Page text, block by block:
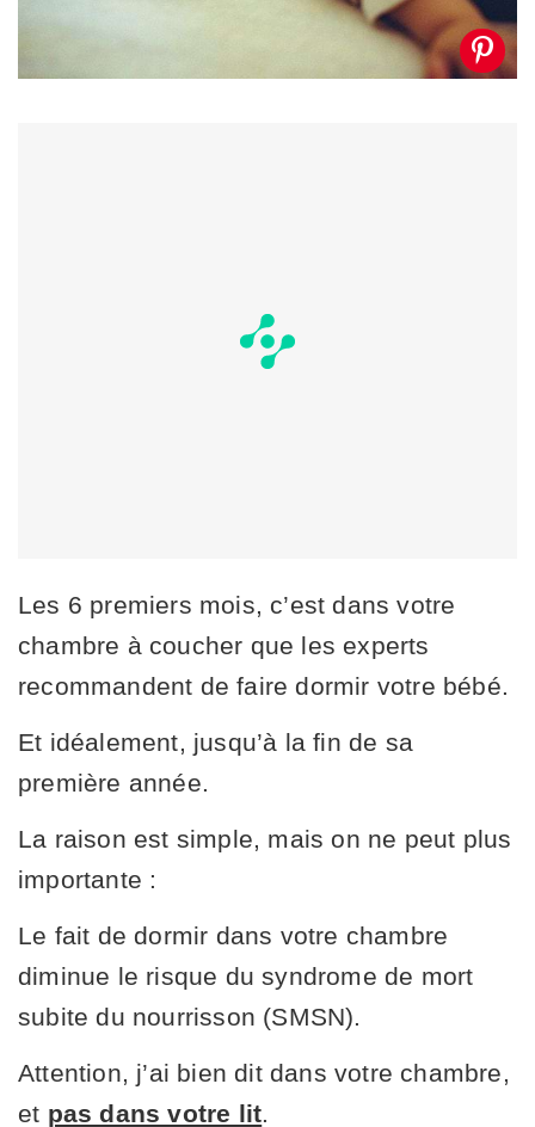
Les 6 premiers mois, c’est dans votre
chambre à coucher que les experts
recommandent de faire dormir votre bébé.
Et idéalement, jusqu’à la fin de sa
première année.
La raison est simple, mais on ne peut plus
importante :
Le fait de dormir dans votre chambre
diminue le risque du syndrome de mort
subite du nourrisson (SMSN).
Attention, j’ai bien dit dans votre chambre,
et pas dans votre lit.